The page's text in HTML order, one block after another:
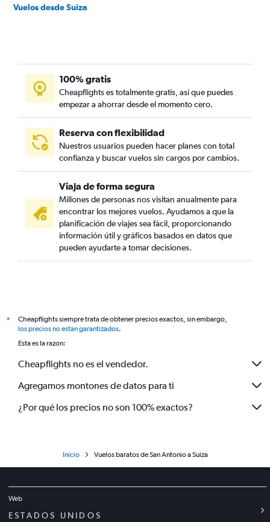
Vuelos desde Suiza
100% gratis
Cheapflights es totalmente gratis, así que puedes
empezar a ahorrar desde el momento cero.
Reserva con flexibilidad
Nuestros usuarios pueden hacer planes con total
confianza y buscar vuelos sin cargos por cambios.
Viaja de forma segura
Millones de personas nos visitan anualmente para
encontrar los mejores vuelos. Ayudamos a que la
planificación de viajes sea fácil, proporcionando
información útil y gráficos basados en datos que
pueden ayudarte a tomar decisiones.
*
Cheapflights siempre trata de obtener precios exactos, sin embargo,
los precios no están garantizados.
Esta es la razón:
Cheapflights no es el vendedor.
Agregamos montones de datos para ti
¿Por qué los precios no son 100% exactos?
Inicio Vuelos baratos de San Antonio a Suiza
Web
ESTADOS UNIDOS